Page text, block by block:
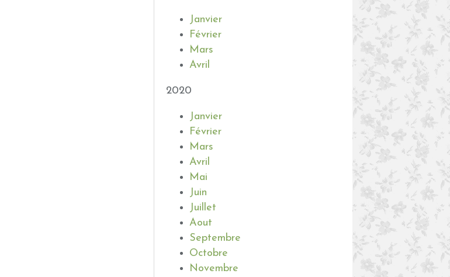
Janvier
Février
Mars
Avril
2020
Janvier
Février
Mars
Avril
Mai
Juin
Juillet
Aout
Septembre
Octobre
Novembre